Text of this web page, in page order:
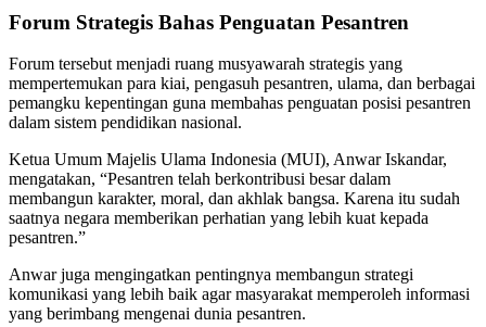
Forum Strategis Bahas Penguatan Pesantren
Forum tersebut menjadi ruang musyawarah strategis yang
mempertemukan para kiai, pengasuh pesantren, ulama, dan berbagai
pemangku kepentingan guna membahas penguatan posisi pesantren
dalam sistem pendidikan nasional.
Ketua Umum Majelis Ulama Indonesia (MUI), Anwar Iskandar,
mengatakan, “Pesantren telah berkontribusi besar dalam
membangun karakter, moral, dan akhlak bangsa. Karena itu sudah
saatnya negara memberikan perhatian yang lebih kuat kepada
pesantren.”
Anwar juga mengingatkan pentingnya membangun strategi
komunikasi yang lebih baik agar masyarakat memperoleh informasi
yang berimbang mengenai dunia pesantren.